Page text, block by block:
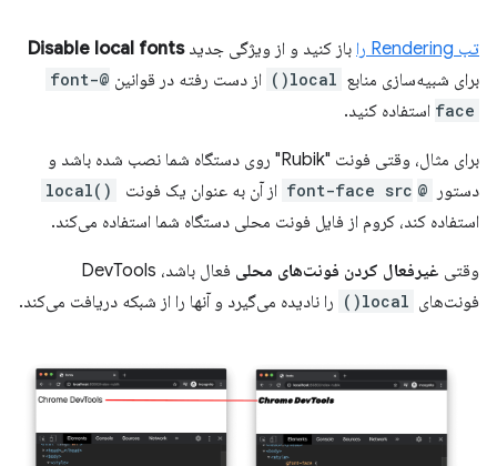
تب Rendering را باز کنید و از ویژگی جدیدDisable local fonts
برای شبیه‌سازی منابع local() از دست رفته در قوانین
@font-
face استفاده کنید.
برای مثال، وقتی فونت "Rubik" روی دستگاه شما نصب شده باشد و
دستور
@font-face src
local()
استفاده کند، کروم از فایل فونت محلی دستگاه شما استفاده می‌کند.
وقتی غیرفعال کردن فونت‌های محلی
فعال باشد، DevTools
فونت‌های local() را نادیده می‌گیرد و آنها را از شبکه دریافت می‌کند.